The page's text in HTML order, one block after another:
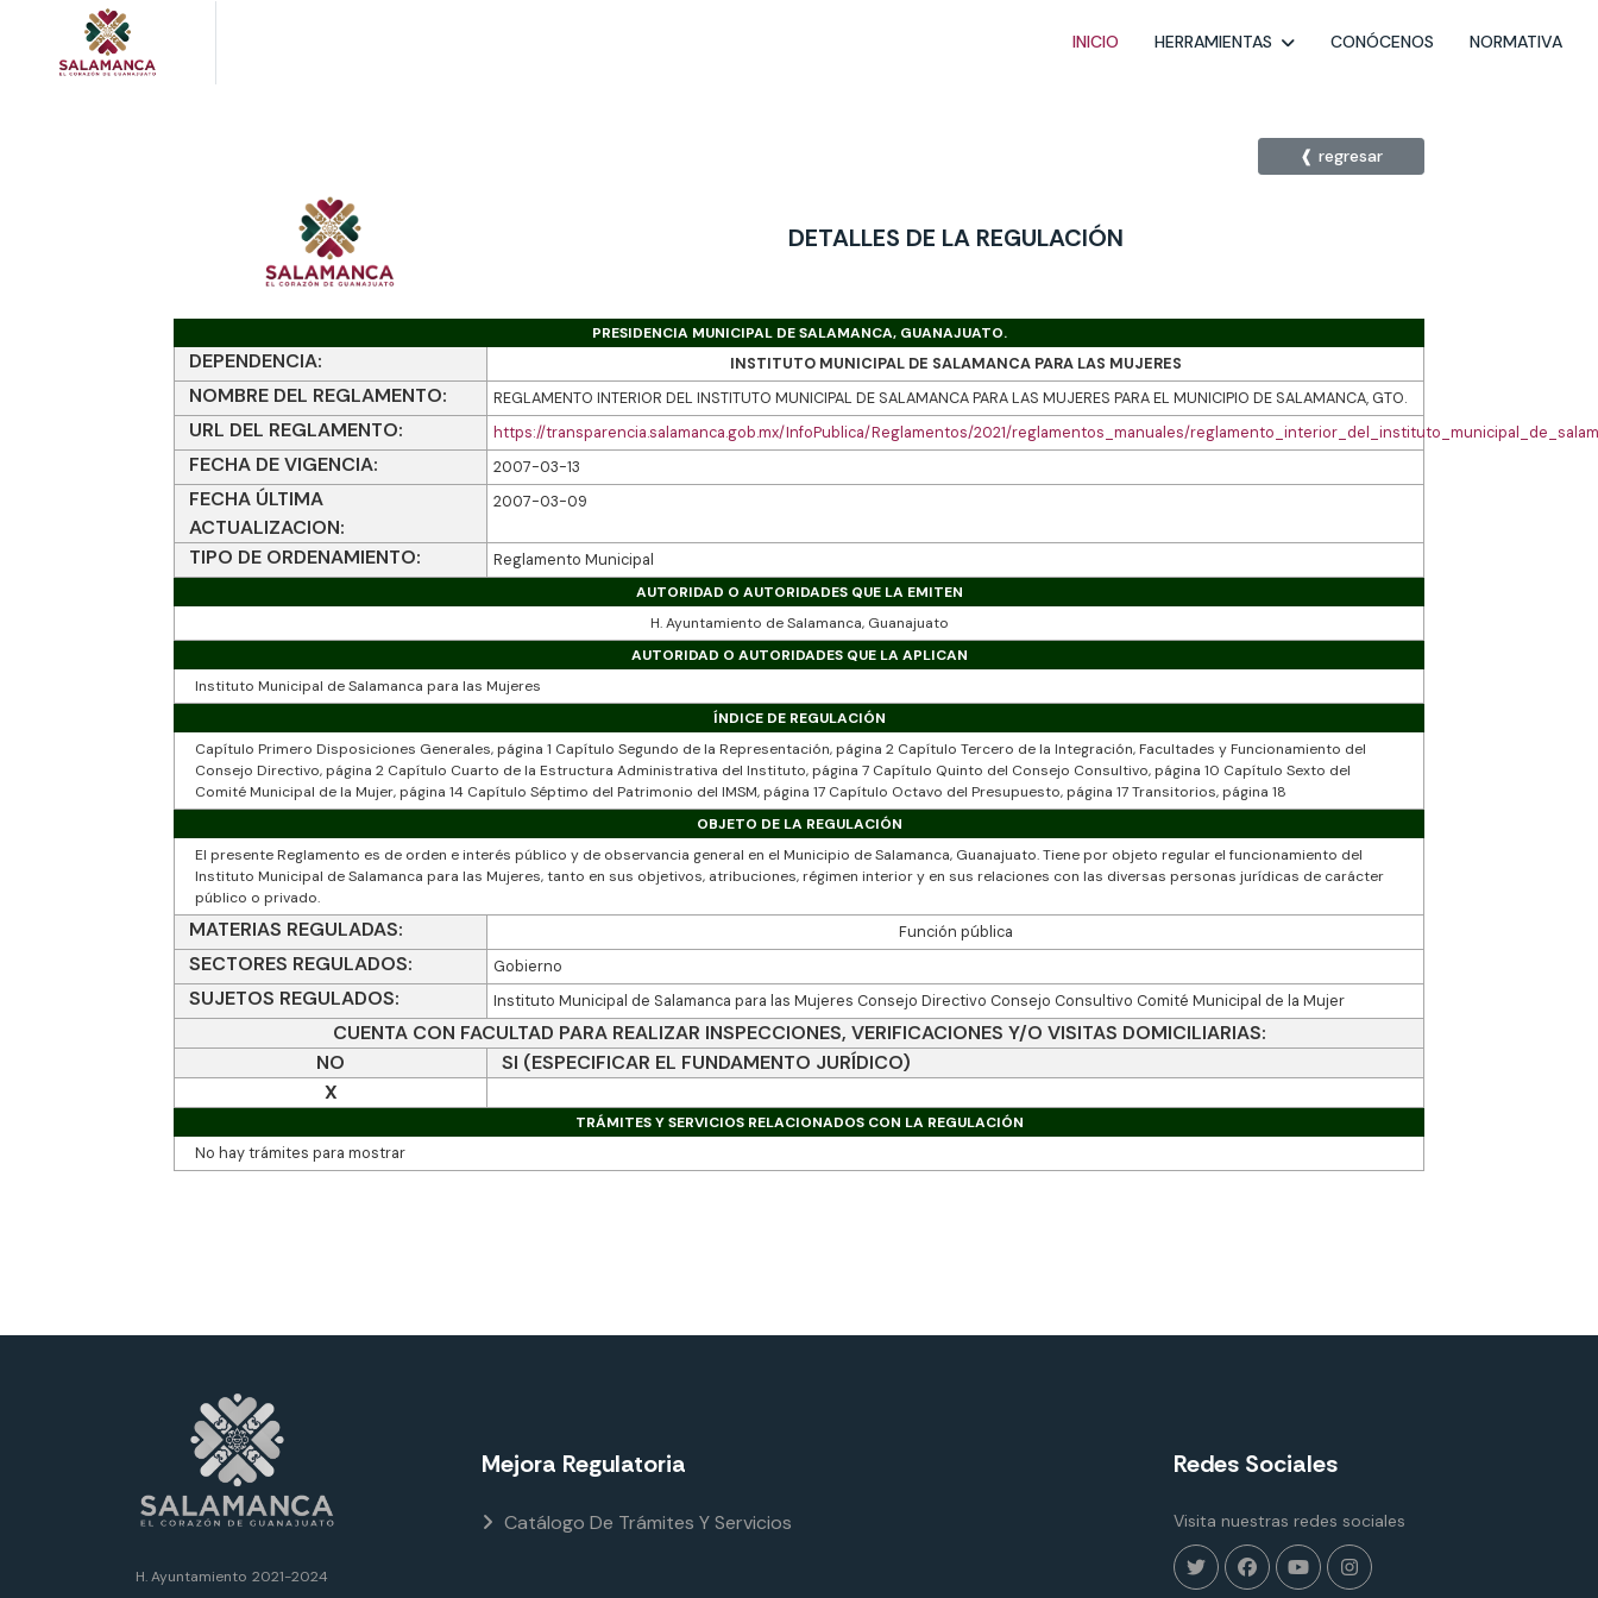
INICIO HERRAMIENTAS CONÓCENOS NORMATIVA
❰ regresar
DETALLES DE LA REGULACIÓN
PRESIDENCIA MUNICIPAL DE SALAMANCA, GUANAJUATO.
DEPENDENCIA: INSTITUTO MUNICIPAL DE SALAMANCA PARA LAS MUJERES
NOMBRE DEL REGLAMENTO: REGLAMENTO INTERIOR DEL INSTITUTO MUNICIPAL DE SALAMANCA PARA LAS MUJERES PARA EL MUNICIPIO DE SALAMANCA, GTO.
URL DEL REGLAMENTO: https://transparencia.salamanca.gob.mx/InfoPublica/Reglamentos/2021/reglamentos_manuales/
FECHA DE VIGENCIA: 2007-03-13
FECHA ÚLTIMA
ACTUALIZACION:
2007-03-09
TIPO DE ORDENAMIENTO: Reglamento Municipal
AUTORIDAD O AUTORIDADES QUE LA EMITEN
H. Ayuntamiento de Salamanca, Guanajuato
AUTORIDAD O AUTORIDADES QUE LA APLICAN
Instituto Municipal de Salamanca para las Mujeres
ÍNDICE DE REGULACIÓN
Capítulo Primero Disposiciones Generales, página 1 Capítulo Segundo de la Representación, página 2 Capítulo Tercero de la Integración, Facultades y Funcionamiento del
Consejo Directivo, página 2 Capítulo Cuarto de la Estructura Administrativa del Instituto, página 7 Capítulo Quinto del Consejo Consultivo, página 10 Capítulo Sexto del
Comité Municipal de la Mujer, página 14 Capítulo Séptimo del Patrimonio del IMSM, página 17 Capítulo Octavo del Presupuesto, página 17 Transitorios, página 18
OBJETO DE LA REGULACIÓN
El presente Reglamento es de orden e interés público y de observancia general en el Municipio de Salamanca, Guanajuato. Tiene por objeto regular el funcionamiento del
Instituto Municipal de Salamanca para las Mujeres, tanto en sus objetivos, atribuciones, régimen interior y en sus relaciones con las diversas personas jurídicas de carácter
público o privado.
MATERIAS REGULADAS: Función pública
SECTORES REGULADOS: Gobierno
SUJETOS REGULADOS: Instituto Municipal de Salamanca para las Mujeres Consejo Directivo Consejo Consultivo Comité Municipal de la Mujer
CUENTA CON FACULTAD PARA REALIZAR INSPECCIONES, VERIFICACIONES Y/O VISITAS DOMICILIARIAS:
NO
SI (ESPECIFICAR EL FUNDAMENTO JURÍDICO)
X
TRÁMITES Y SERVICIOS RELACIONADOS CON LA REGULACIÓN
No hay trámites para mostrar
H. Ayuntamiento 2021-2024
Mejora Regulatoria
Catálogo De Trámites Y Servicios
Redes Sociales
Visita nuestras redes sociales